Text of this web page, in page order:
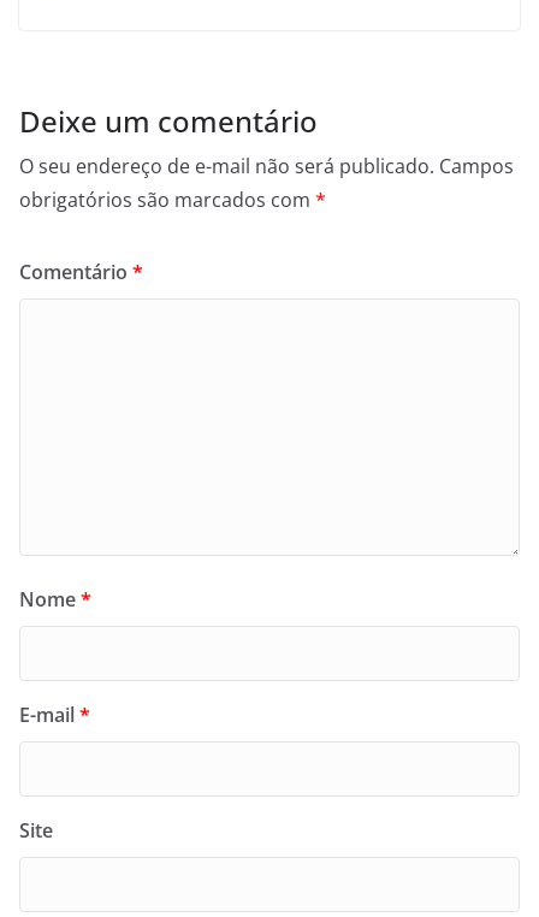
Deixe um comentário
O seu endereço de e-mail não será publicado. Campos
obrigatórios são marcados com *
Comentário *
Nome*
E-mail*
Site